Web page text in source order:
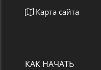
Карта сайта
КАК НАЧАТЬ